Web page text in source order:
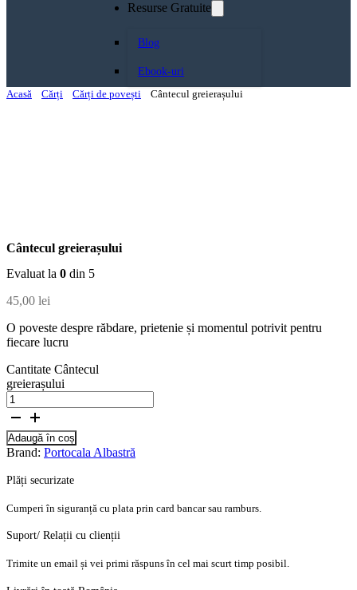
Resurse Gratuite
Blog
Ebook-uri
Acasă
Cărți Cărți de povești Cântecul greierașului
Cântecul greierașului
Evaluat la 0 din 5
45,00 lei
O poveste despre răbdare, prietenie și momentul potrivit pentru
fiecare lucru
Cantitate Cântecul
greierașului
Adaugă în coș
Brand: Portocala Albastră
Plăți securizate
Cumperi în siguranță cu plata prin card bancar sau ramburs.
Suport/ Relații cu clienții
Trimite un email și vei primi răspuns în cel mai scurt timp posibil.